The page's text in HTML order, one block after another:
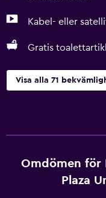
Kabel- eller
Gratis
Visa alla 71
Omdömen för
Plaza